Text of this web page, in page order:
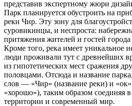
представив экспертному жюри
Парк планируется обустроить на
реки Чир. Эту зону для
суровикинцы, и неспроста:
притяжения жителей и гостей
Кроме того, река имеет уникальное
люди проживали тут с древнейших
из гипотетических мест сражения
половцами. Отсюда и название
слов — «Чир» (название реки) и
«хорошо»), таким образом соединяя
территории и современный мир.